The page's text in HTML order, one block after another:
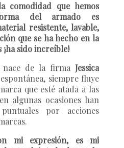
comodidad que hemos
del armado es
resistente, lavable,
que se ha hecho en la
sido increíble!
nace de la firma Jessica
siempre fluye
que esté atada a las
algunas ocasiones han
por acciones
mi expresión, esmi